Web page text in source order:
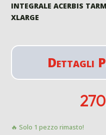
INTEGRALE ACERBIS
XLARGE
Dettagli
🔥 Solo 1 pezzo rimasto!